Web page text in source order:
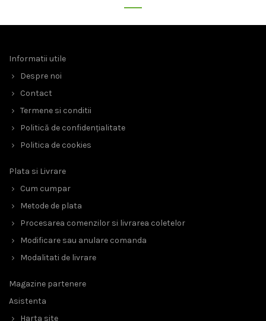
Informatii utile
Despre noi
Contact
Termene si conditii
Politică de confidențialitate
Politica de cookies
Plata si Livrare
Cum cumpar
Metode de plata
Procesarea comenzilor si livrarea coletelor
Modificare sau anulare comanda
Modalitati de livrare
Magazine partenere
Asistenta
Harta site